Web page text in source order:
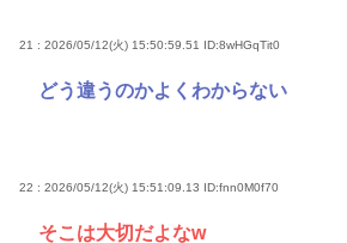
21 : 2026/05/12(火) 15:50:59.51 ID:8wHGqTit0
どう違うのかよくわからない
22 : 2026/05/12(火) 15:51:09.13 ID:fnn0M0f70
そこは大切だよなw